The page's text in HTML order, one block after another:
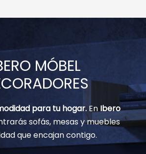
MÓBEL
para tu hogar. EnIbero
sofás, mesas y muebles
que encajan contigo.